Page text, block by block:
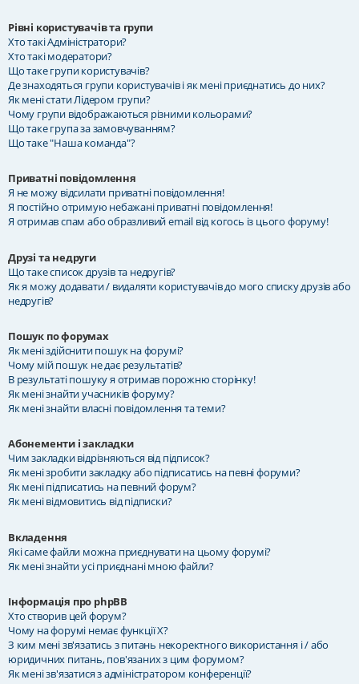
Рівні користувачів та групи
Хто такі Адміністратори?
Хто такі модератори?
Що таке групи користувачів?
Де знаходяться групи користувачів і як мені приєднатись до них?
Як мені стати Лідером групи?
Чому групи відображаються різними кольорами?
Що таке група за замовчуванням?
Що таке "Наша команда"?
Приватні повідомлення
Я не можу відсилати приватні повідомлення!
Я постійно отримую небажані приватні повідомлення!
Я отримав спам або образливий email від когось із цього форуму!
Друзі та недруги
Що таке список друзів та недругів?
Як я можу додавати / видаляти користувачів до мого списку друзів або
недругів?
Пошук по форумах
Як мені здійснити пошук на форумі?
Чому мій пошук не дає результатів?
В результаті пошуку я отримав порожню сторінку!
Як мені знайти учасників форуму?
Як мені знайти власні повідомлення та теми?
Абонементи і закладки
Чим закладки відрізняються від підписок?
Як мені зробити закладку або підписатись на певні форуми?
Як мені підписатись на певний форум?
Як мені відмовитись від підписки?
Вкладення
Які саме файли можна приєднувати на цьому форумі?
Як мені знайти усі приєднані мною файли?
Інформація про phpBB
Хто створив цей форум?
Чому на форумі немає функції X?
З ким мені зв'язатись з питань некоректного використання і / або
юридичних питань, пов'язаних з цим форумом?
Як мені зв'язатися з адміністратором конференції?